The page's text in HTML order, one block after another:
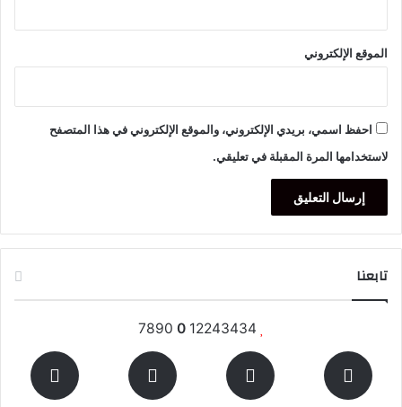
الموقع الإلكتروني
احفظ اسمي، بريدي الإلكتروني، والموقع الإلكتروني في هذا المتصفح
لاستخدامها المرة المقبلة في تعليقي.
تابعنا
12243434
0